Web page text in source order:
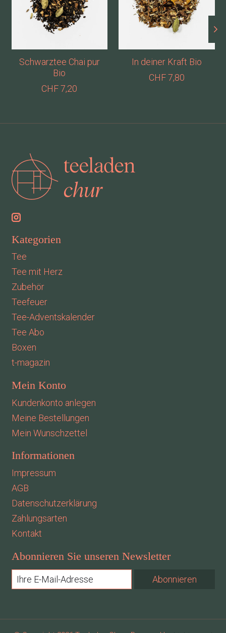
Schwarztee Chai pur
Bio
CHF 7,20
In deiner Kraft Bio
CHF 7,80
Kategorien
Tee
Tee mit Herz
Zubehör
Teefeuer
Tee-Adventskalender
Tee Abo
Boxen
t-magazin
Mein Konto
Kundenkonto anlegen
Meine Bestellungen
Mein Wunschzettel
Informationen
Impressum
AGB
Datenschutzerklärung
Zahlungsarten
Kontakt
Abonnieren Sie unseren Newsletter
Abonnieren